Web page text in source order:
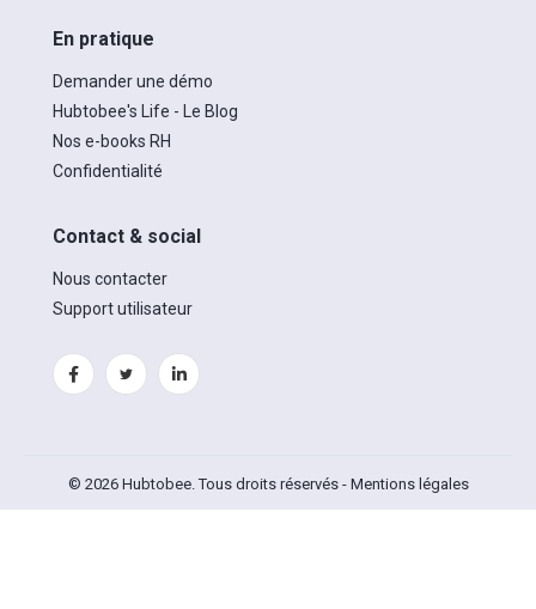
En pratique
Demander une démo
Hubtobee's Life - Le Blog
Nos e-books RH
Confidentialité
Contact & social
Nous contacter
Support utilisateur
© 2026 Hubtobee. Tous droits réservés - Mentions légales